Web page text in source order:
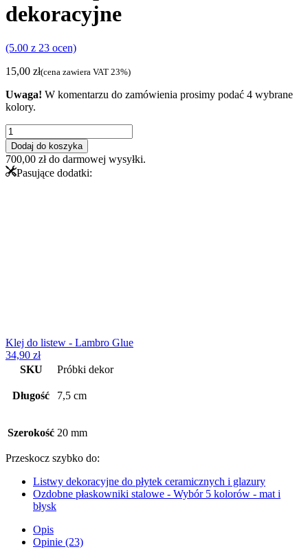
dekoracyjne
(5.00 z 23 ocen)
15,00 zł(cena zawiera VAT 23%)
Uwaga! W komentarzu do zamówienia prosimy podać 4 wybrane
kolory.
ilość
Próbki
-
płaskowniki
dekoracyjne
Dodaj do koszyka
700,00 złdo darmowej wysyłki.
Pasujące dodatki:
Klej do listew - Lambro Glue
34,90 zł
SKU
Próbki dekor
Długość 7,5 cm
Szerokość 20 mm
Przeskocz szybko do:
Listwy dekoracyjne do płytek ceramicznych i glazury
Ozdobne płaskowniki stalowe - Wybór 5 kolorów - mat i
błysk
Opis
Opinie (23)